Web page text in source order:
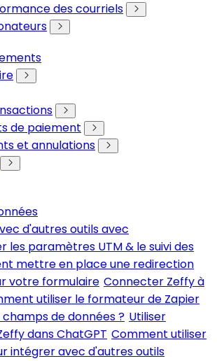
des courriels
de paiement
et annulations
d'autres outils avec
les paramètres UTM & le suivi des
mettre en place une redirection
votre formulaire Connecter Zeffy à
utiliser le formateur de Zapier
de données ? Utiliser
dans ChatGPT Comment utiliser
intégrer avec d'autres outils